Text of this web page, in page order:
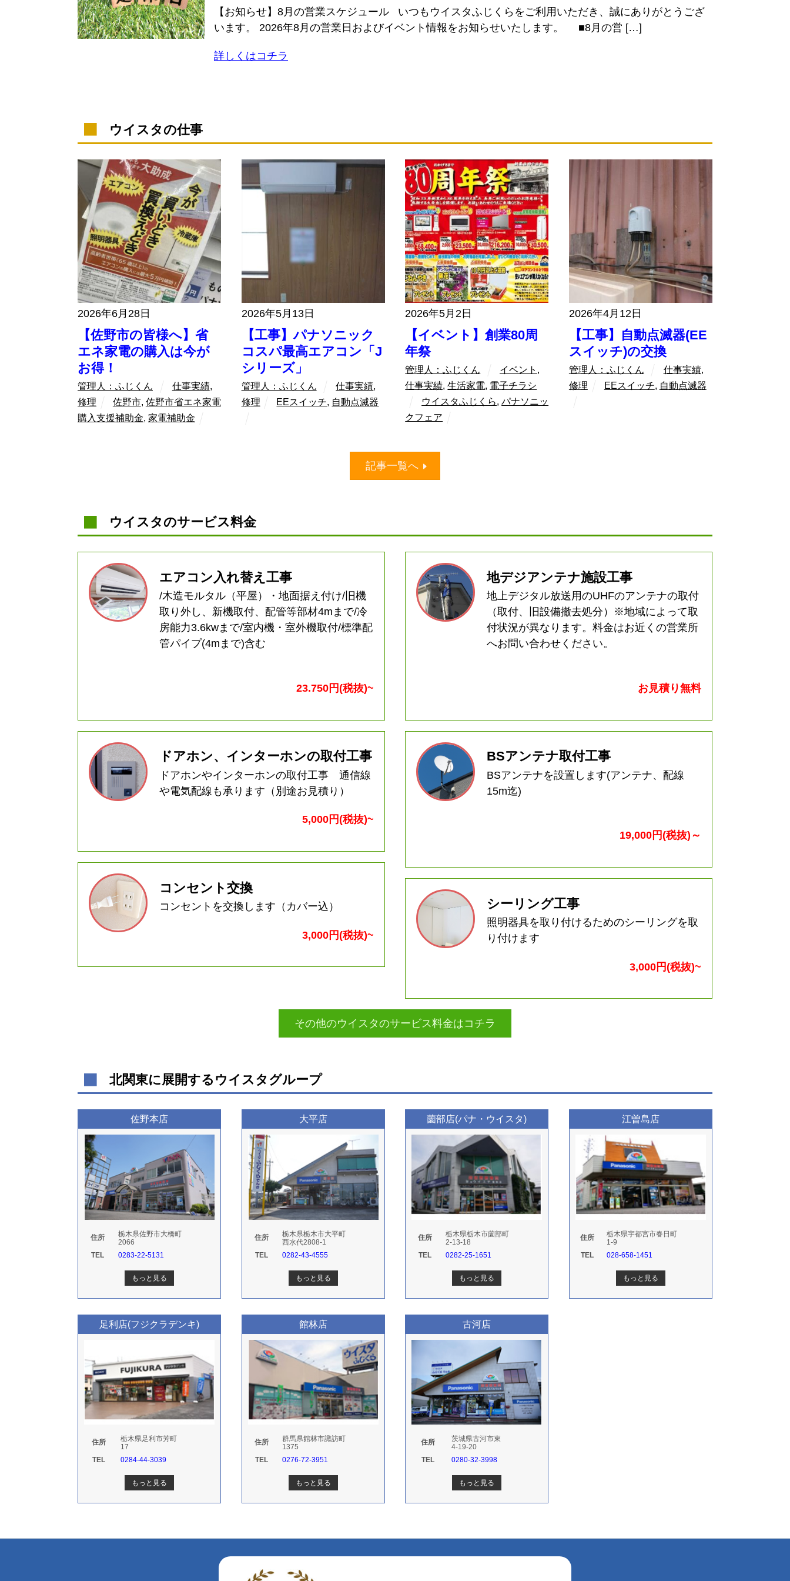
【お知らせ】8月の営業スケジュール いつもウイスタふじくらをご利用いただき、誠にありがとうござ
います。 2026年8月の営業日およびイベント情報をお知らせいたします。 ■8月の営 […]
詳しくはコチラ
ウイスタの仕事
2026年6月28日
【佐野市の皆様へ】省
エネ家電の購入は今が
お得！
管理人：ふじくん 仕事実績,
修理
佐野市, 佐野市省エネ家電
購入支援補助金, 家電補助金
2026年5月13日
【工事】パナソニック
コスパ最高エアコン「J
シリーズ」
管理人：ふじくん 仕事実績,
修理
EEスイッチ, 自動点滅器
2026年5月2日
【イベント】創業80周
年祭
管理人：ふじくん イベント ,
仕事実績,生活家電, 電子チラシ
ウイスタふじくら,パナソニッ
クフェア
2026年4月12日
【工事】自動点滅器(EE
スイッチ)の交換
管理人：ふじくん 仕事実績,
修理
EEスイッチ, 自動点滅器
記事一覧へ
ウイスタのサービス料金
エアコン入れ替え工事
/木造モルタル（平屋）・地面据え付け/旧機
取り外し、新機取付、配管等部材4mまで/冷
房能力3.6kwまで/室内機・室外機取付/標準配
管パイプ(4mまで)含む
23.750円(税抜)~
ドアホン、インターホンの取付工事
ドアホンやインターホンの取付工事 通信線
や電気配線も承ります（別途お見積り）
5,000円(税抜)~
コンセント交換
コンセントを交換します（カバー込）
3,000円(税抜)~
地デジアンテナ施設工事
地上デジタル放送用のUHFのアンテナの取付
（取付、旧設備撤去処分）※地域によって取
付状況が異なります。料金はお近くの営業所
へお問い合わせください。
お見積り無料
BSアンテナ取付工事
BSアンテナを設置します(アンテナ、配線
15m迄)
19,000円(税抜)～
シーリング工事
照明器具を取り付けるためのシーリングを取
り付けます
3,000円(税抜)~
その他のウイスタのサービス料金はコチラ
北関東に展開するウイスタグループ
佐野本店
住所
栃木県佐野市大橋町
2066
TEL
0283-22-5131
もっと見る
大平店
住所
栃木県栃木市大平町
西水代2808-1
TEL
0282-43-4555
もっと見る
薗部店(パナ・ウイスタ)
住所
栃木県栃木市薗部町
2-13-18
TEL
0282-25-1651
もっと見る
江曽島店
住所
栃木県宇都宮市春日町
1-9
TEL
028-658-1451
もっと見る
足利店(フジクラデンキ)
住所
栃木県足利市芳町
17
TEL
0284-44-3039
もっと見る
館林店
住所
群馬県館林市諏訪町
1375
TEL
0276-72-3951
もっと見る
古河店
住所
茨城県古河市東
4-19-20
TEL
0280-32-3998
もっと見る